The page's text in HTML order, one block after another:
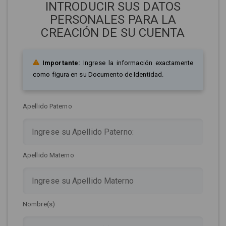
INTRODUCIR SUS DATOS
PERSONALES PARA LA
CREACIÓN DE SU CUENTA
Importante: Ingrese la información exactamente
como figura en su Documento de Identidad.
Apellido Paterno
Apellido Materno
Nombre(s)